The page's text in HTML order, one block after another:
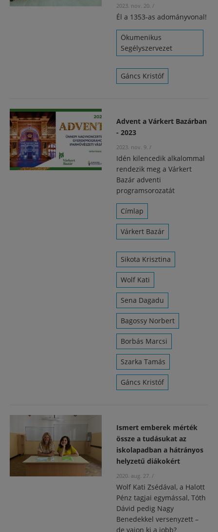
2023. nov. 20. /
Él a 1353-as adományvonal!
Ökumenikus
Segélyszervezet
Gáncs Kristóf
Advent a Várkert Bazárban
- 2023
2023. nov. 9. /
Idén kilencedik alkalommal
rendezik meg a Várkert
Bazár adventi
programsorozatát
Címlap
Várkert Bazár
Sikota Krisztina
Wolf Kati
Sena Dagadu
Bagossy Norbert
Borbás Marcsi
Szarka Tamás
Gáncs Kristóf
Ismert emberek mérték
össze a tudásukat az
iskolapadban a hátrányos
helyzetű diákokért
2020. aug. 27. /
Wolf Kati Zsédával, a Halott
Pénz tagjai egymással, Tóth
Dávid pedig Nagy
Benedekkel versenyzett –
de vajon ki a jobb?